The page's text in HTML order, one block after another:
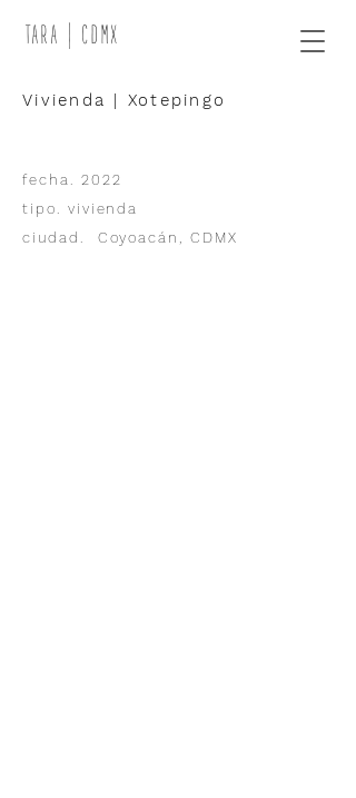
TARA | CDMX
Vivienda | Xotepingo
fecha. 2022
tipo. vivienda
ciudad. Coyoacán, CDMX